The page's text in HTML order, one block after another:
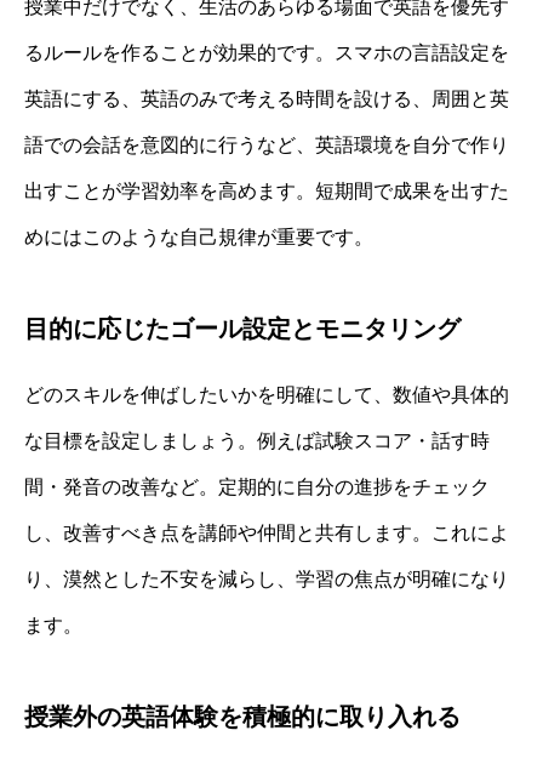
授業中だけでなく、生活のあらゆる場面で英語を優先す
るルールを作ることが効果的です。スマホの言語設定を
英語にする、英語のみで考える時間を設ける、周囲と英
語での会話を意図的に行うなど、英語環境を自分で作り
出すことが学習効率を高めます。短期間で成果を出すた
めにはこのような自己規律が重要です。
目的に応じたゴール設定とモニタリング
どのスキルを伸ばしたいかを明確にして、数値や具体的
な目標を設定しましょう。例えば試験スコア・話す時
間・発音の改善など。定期的に自分の進捗をチェック
し、改善すべき点を講師や仲間と共有します。これによ
り、漠然とした不安を減らし、学習の焦点が明確になり
ます。
授業外の英語体験を積極的に取り入れる